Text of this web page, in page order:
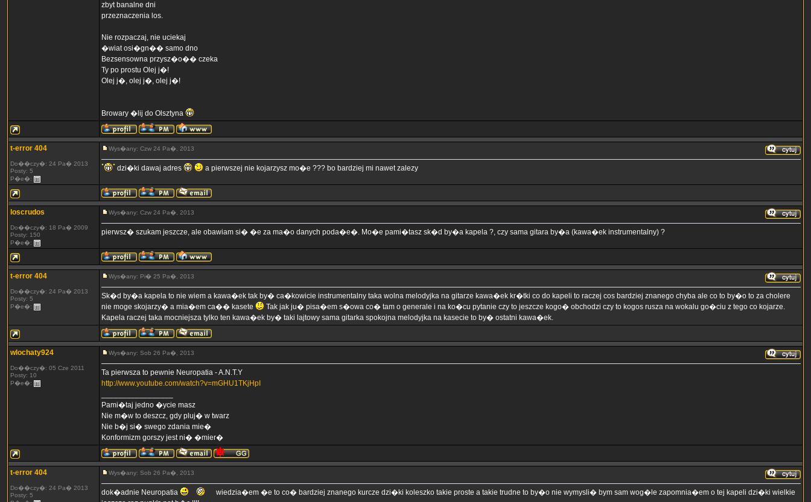
zbyt banalne dni
przeznaczenia los.
Nie rozpaczaj, nie uciekaj
�wiat osi�gn�� samo dno
Bezsensowna przysz�o�� czeka
Ty po prostu Olej j�!
Olej j�, olej j�, olej j�!
Browary �lij do Olsztyna
t-error 404
Do��czy�: 24 Pa� 2013
Posty: 5
P�e�:
Wys�any: Czw 24 Pa�, 2013
dzi�ki dawaj adres a pierwszej nie kojarzysz mo�e ??? bo bardziej mi nawet zalezy
loscrudos
Do��czy�: 18 Pa� 2009
Posty: 150
P�e�:
Wys�any: Czw 24 Pa�, 2013
pierwsz� szukam jeszcze, ale obawiam si� �e za ma�o danych poda�e�. Mo�e pami�tasz sk�d by�a kapela ?, czy sama gitara by�a (kawa�ek instrumentalny) ?
t-error 404
Do��czy�: 24 Pa� 2013
Posty: 5
P�e�:
Wys�any: Pi� 25 Pa�, 2013
Sk�d by�a kapela to nie wiem a kawa�ek tak by� ca�kowicie instrumentalny taka wolna melodyjka na gitarze kawa�ek kr�tki co do kapeli to raczej cos bardziej znanego chyba ale co to by�o to za cholere
nie moge skojarzy� a mia�em ca�� kasete
Tak jak ju� pisa�em s�owa co� tam o generale i na ko�cu pytanie czy to jeszcze kogo� obchodzi czy to kogos rusza na wokalu go�ciu z tego co kojarze.
Kapela raczej taka mocniejsza tylko ten kawa�ek by� taki lajtowy sama gitarka spokojna melodyjka na kasecie to by� ostatni kawa�ek.
wlochaty924
Do��czy�: 05 Cze 2011
Posty: 10
P�e�:
Wys�any: Sob 26 Pa�, 2013
Ta pierwsza to pewnie Neuropatia - A.N.T.Y
http://www.youtube.com/watch?v=mGHU1TKjHpI
Pami�taj jedno �ycie masz
Nie m�w to deszcz, gdy pluj� w twarz
Nie b�j si� swego zdania mie�
Konformizm gorszy jest ni� �mier�
t-error 404
Do��czy�: 24 Pa� 2013
Posty: 5
Wys�any: Sob 26 Pa�, 2013
dok�adnie Neuropatia
wiedzia�em �e to co� bardziej znanego kurcze dzi�ki koleszko takie proste a takie trudne to by�o nie wymysli� bym sam wog�le zapomnia�em o tej kapeli dzi�ki wielkie